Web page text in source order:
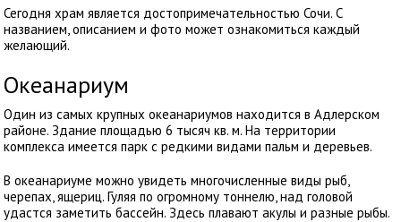
Сегодня храм является достопримечательностью Сочи. С
названием, описанием и фото может ознакомиться каждый
желающий.
Океанариум
Один из самых крупных океанариумов находится в Адлерском
районе. Здание площадью 6 тысяч кв. м. На территории
комплекса имеется парк с редкими видами пальм и деревьев.
В океанариуме можно увидеть многочисленные виды рыб,
черепах, ящериц. Гуляя по огромному тоннелю, над головой
удастся заметить бассейн. Здесь плавают акулы и разные рыбы.